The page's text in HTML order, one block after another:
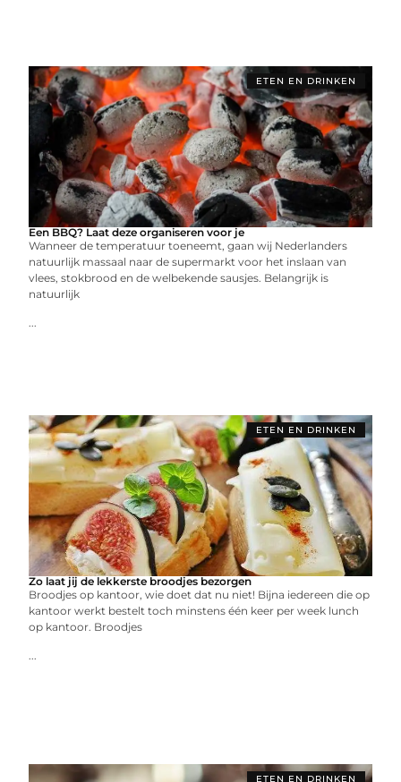
ETEN EN DRINKEN
Een BBQ? Laat deze organiseren voor je
Wanneer de temperatuur toeneemt, gaan wij Nederlanders
natuurlijk massaal naar de supermarkt voor het inslaan van
vlees, stokbrood en de welbekende sausjes. Belangrijk is
natuurlijk
...
ETEN EN DRINKEN
Zo laat jij de lekkerste broodjes bezorgen
Broodjes op kantoor, wie doet dat nu niet! Bijna iedereen die op
kantoor werkt bestelt toch minstens één keer per week lunch
op kantoor. Broodjes
...
ETEN EN DRINKEN